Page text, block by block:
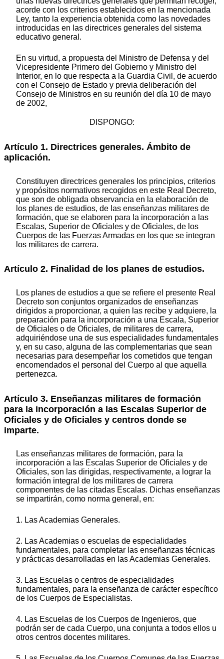
acorde con los criterios establecidos en la mencionada
Ley, tanto la experiencia obtenida como las novedades
introducidas en las directrices generales del sistema
educativo general.
En su virtud, a propuesta del Ministro de Defensa y del
Vicepresidente Primero del Gobierno y Ministro del
Interior, en lo que respecta a la Guardia Civil, de acuerdo
con el Consejo de Estado y previa deliberación del
Consejo de Ministros en su reunión del día 10 de mayo
de 2002,
DISPONGO:
Artículo 1. Directrices generales. Ámbito de
aplicación.
Constituyen directrices generales los principios, criterios
y propósitos normativos recogidos en este Real Decreto,
que son de obligada observancia en la elaboración de
los planes de estudios, de las enseñanzas militares de
formación, que se elaboren para la incorporación a las
Escalas, Superior de Oficiales y de Oficiales, de los
Cuerpos de las Fuerzas Armadas en los que se integran
los militares de carrera.
Artículo 2. Finalidad de los planes de estudios.
Los planes de estudios a que se refiere el presente Real
Decreto son conjuntos organizados de enseñanzas
dirigidos a proporcionar, a quien las recibe y adquiere, la
preparación para la incorporación a una Escala, Superior
de Oficiales o de Oficiales, de militares de carrera,
adquiriéndose una de sus especialidades fundamentales
y, en su caso, alguna de las complementarias que sean
necesarias para desempeñar los cometidos que tengan
encomendados el personal del Cuerpo al que aquella
pertenezca.
Artículo 3. Enseñanzas militares de formación
para la incorporación a las Escalas Superior de
Oficiales y de Oficiales y centros donde se
imparte.
Las enseñanzas militares de formación, para la
incorporación a las Escalas Superior de Oficiales y de
Oficiales, son las dirigidas, respectivamente, a lograr la
formación integral de los militares de carrera
componentes de las citadas Escalas. Dichas enseñanzas
se impartirán, como norma general, en:
1. Las Academias Generales.
2. Las Academias o escuelas de especialidades
fundamentales, para completar las enseñanzas técnicas
y prácticas desarrolladas en las Academias Generales.
3. Las Escuelas o centros de especialidades
fundamentales, para la enseñanza de carácter específico
de los Cuerpos de Especialistas.
4. Las Escuelas de los Cuerpos de Ingenieros, que
podrán ser de cada Cuerpo, una conjunta a todos ellos u
otros centros docentes militares.